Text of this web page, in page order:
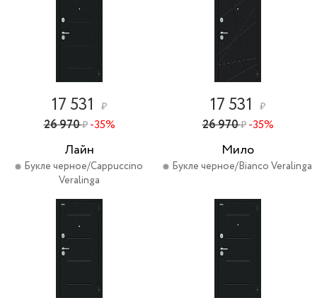
17 531 ₽
26 970₽ -35%
17 531 ₽
26 970₽ -35%
Лайн
Букле черное/Cappuccino
Veralinga
Мило
Букле черное/Bianco Veralinga